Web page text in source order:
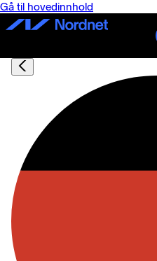
Gå til hovedinnhold